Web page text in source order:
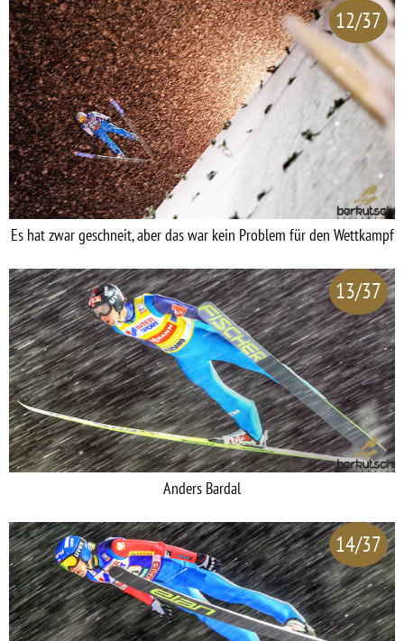
12/37
Es hat zwar geschneit, aber das war kein Problem für den Wettkampf
13/37
Anders Bardal
14/37